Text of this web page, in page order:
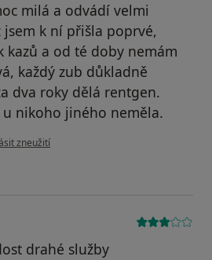
milá a odvádí velmi
k ní přišla poprvé,
a od té doby nemám
každý zub důkladně
dva roky dělá rentgen.
u nikoho jiného neměla.
názoru uživatele Pacient
zneužití
drahé služby